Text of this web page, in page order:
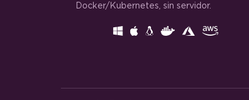
Docker/Kubernetes, sin servidor.